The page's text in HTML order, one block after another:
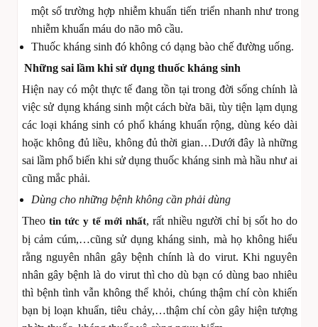
một số trường hợp nhiễm khuẩn tiến triển nhanh như trong
nhiễm khuẩn máu do não mô cầu.
Thuốc kháng sinh đó không có dạng bào chế đường uống.
Những sai lầm khi sử dụng thuốc kháng sinh
Hiện nay có một thực tế đang tồn tại trong đời sống chính là
việc sử dụng kháng sinh một cách bừa bãi, tùy tiện lạm dụng
các loại kháng sinh có phổ kháng khuẩn rộng, dùng kéo dài
hoặc không đủ liều, không đủ thời gian…Dưới đây là những
sai lầm phổ biến khi sử dụng thuốc kháng sinh mà hầu như ai
cũng mắc phải.
Dùng cho những bệnh không cần phải dùng
Theo tin tức y tế mới nhất, rất nhiều người chỉ bị sốt ho do
bị cảm cúm,…cũng sử dụng kháng sinh, mà họ không hiểu
rằng nguyên nhân gây bệnh chính là do virut. Khi nguyên
nhân gây bệnh là do virut thì cho dù bạn có dùng bao nhiêu
thì bệnh tình vẫn không thể khỏi, chúng thậm chí còn khiến
bạn bị loạn khuẩn, tiêu chảy,…thậm chí còn gây hiện tượng